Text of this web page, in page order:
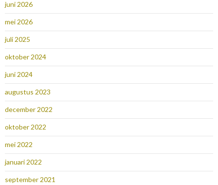
juni 2026
mei 2026
juli 2025
oktober 2024
juni 2024
augustus 2023
december 2022
oktober 2022
mei 2022
januari 2022
september 2021